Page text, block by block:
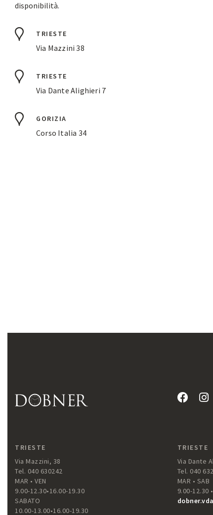
disponibilità.
TRIESTE
Via Mazzini 38
TRIESTE
Via Dante Alighieri 7
GORIZIA
Corso Italia 34
TRIESTE
Via Mazzini, 38
Tel. 040 630242
MAR • VEN
9.00-12.30•16.00-19.30
SABATO
10.00-13.00•16.00-19.30
TRIESTE
Via Dante
Tel. 040
MAR • SAB
9.00-12.30